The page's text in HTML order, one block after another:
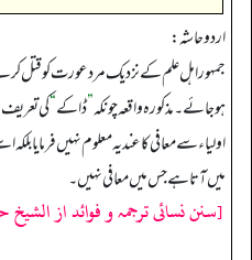
اردو حاشہ:
جمہور اہل علم کے نزدیک مرد عورت کو قتل کرے
ہو جائے۔ مذکورہ واقعہ چونکہ”ڈاکے“کی
اولیاء سے معافی کا عندیہ معلوم نہیں فرمایا بلکہ
میں آتا ہے جس میں معافی نہیں۔
[سنن نسائی ترجمہ و فوائد از